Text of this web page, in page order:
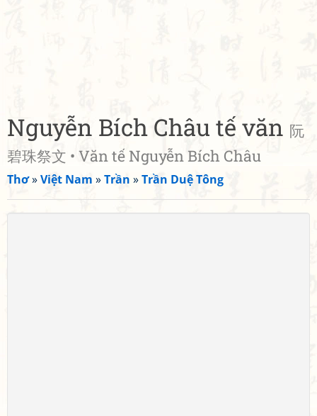
Nguyễn Bích Châu tế văn 阮
碧珠祭文 • Văn tế Nguyễn Bích Châu
Thơ»Việt Nam »Trần »Trần Duệ Tông